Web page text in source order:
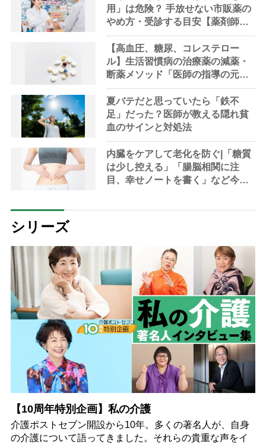
用」は危険？ 手放せない市販薬の
やめ方・受診する目安【薬剤師解
説】
【高血圧、糖尿、コレステロー
ル】生活習慣病の治療薬の減薬・
断薬メソッド「医師の指導の元、
段階的に」【医師解説】
夏バテだと思っていたら「鉄不
足」だった？医師が教える隠れ貧
血のサインと対処法
内臓をケアして老化を防ぐ|「糖質
は少し控える」「腸脳相関に注
目、幸せノートを書く」など今日
シリーズ
【10周年特別企画】私の介護
介護ポストセブン開設から10年。多くの著名人が、自身
の介護について語ってきました。それらの貴重な声をイ